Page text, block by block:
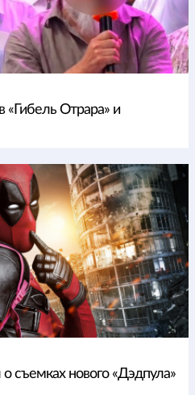
Отрара» и
съемках нового «Дэдпула»